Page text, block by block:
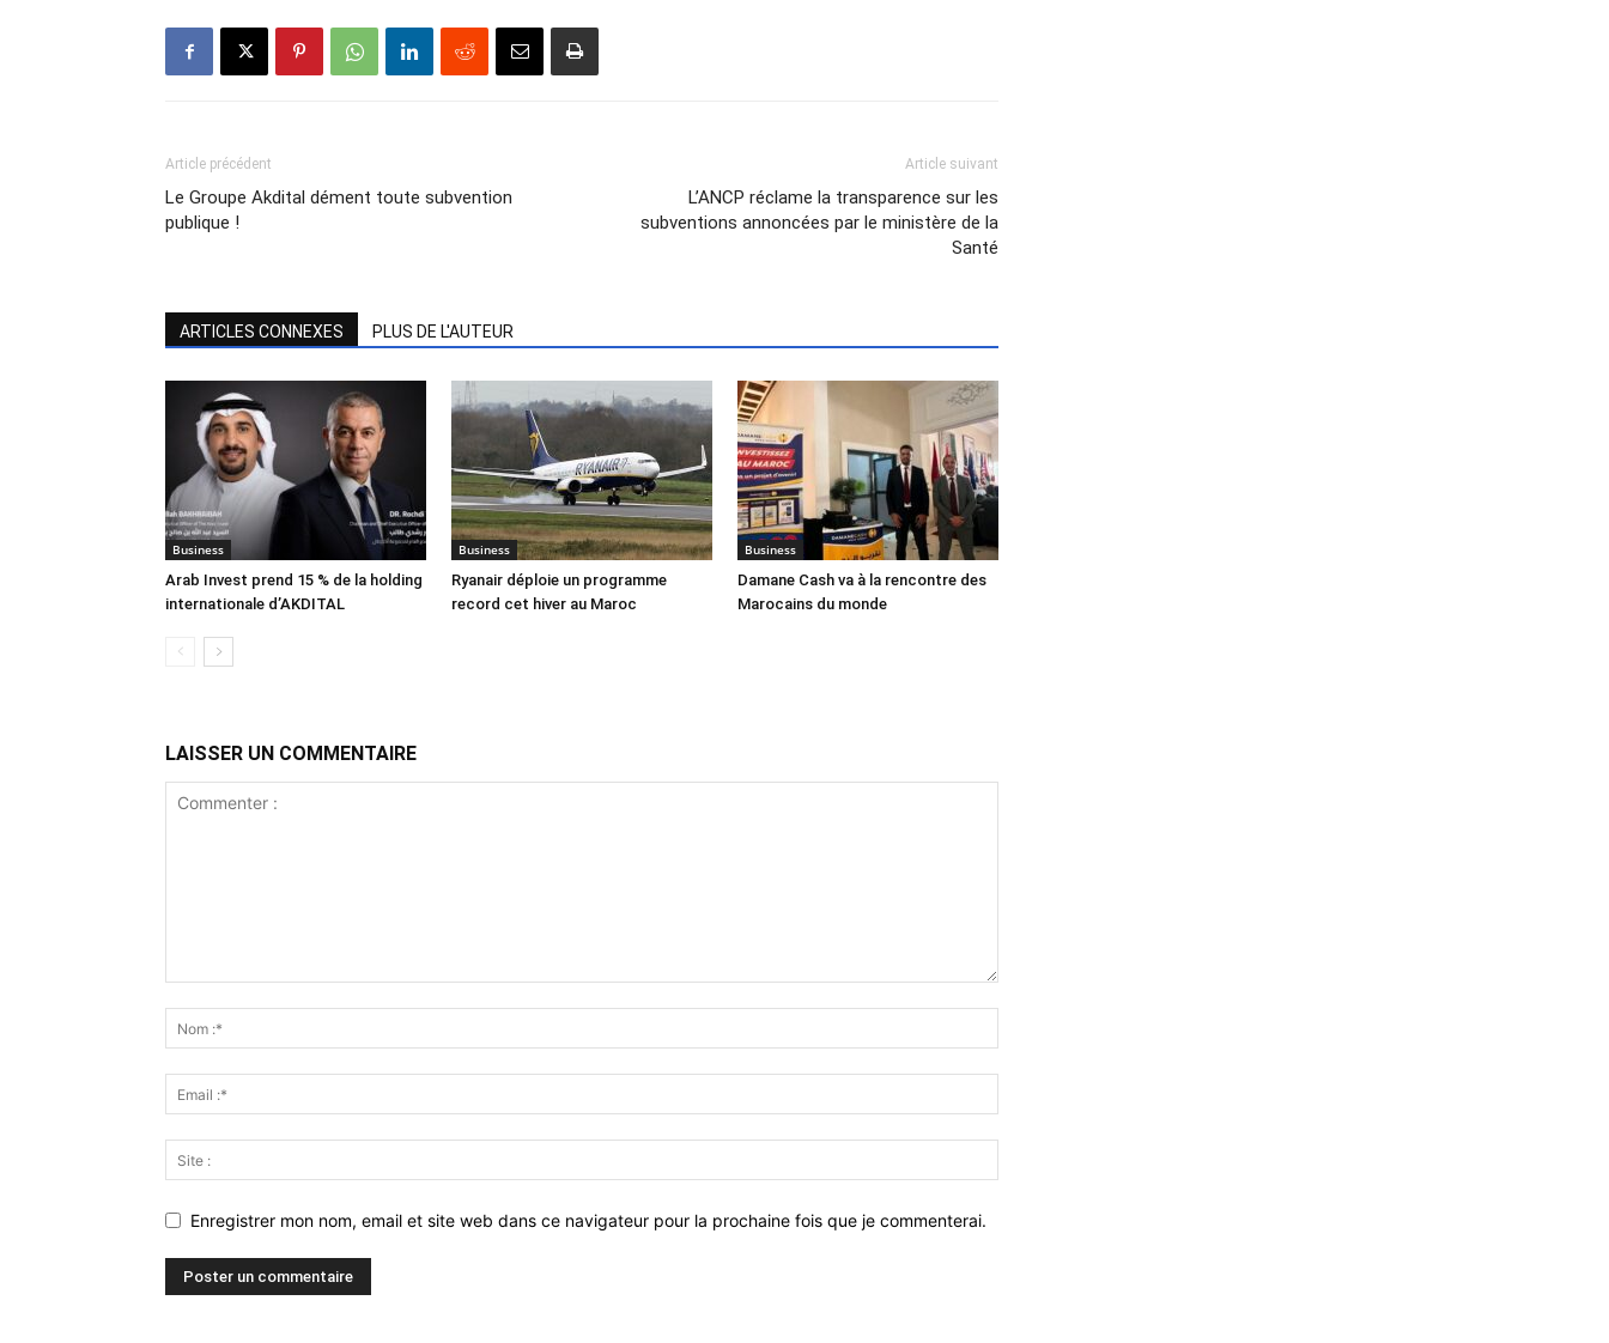
Article précédent
Le Groupe Akdital dément toute subvention
publique !
Article suivant
L’ANCP réclame la transparence sur les
subventions annoncées par le ministère de la
Santé
ARTICLES CONNEXES PLUS DE L'AUTEUR
Business
Arab Invest prend 15 % de la holding
internationale d’AKDITAL
Business
Ryanair déploie un programme
record cet hiver au Maroc
Business
Damane Cash va à la rencontre des
Marocains du monde
LAISSER UN COMMENTAIRE
Enregistrer mon nom, email et site web dans ce navigateur pour la prochaine fois que je commenterai.